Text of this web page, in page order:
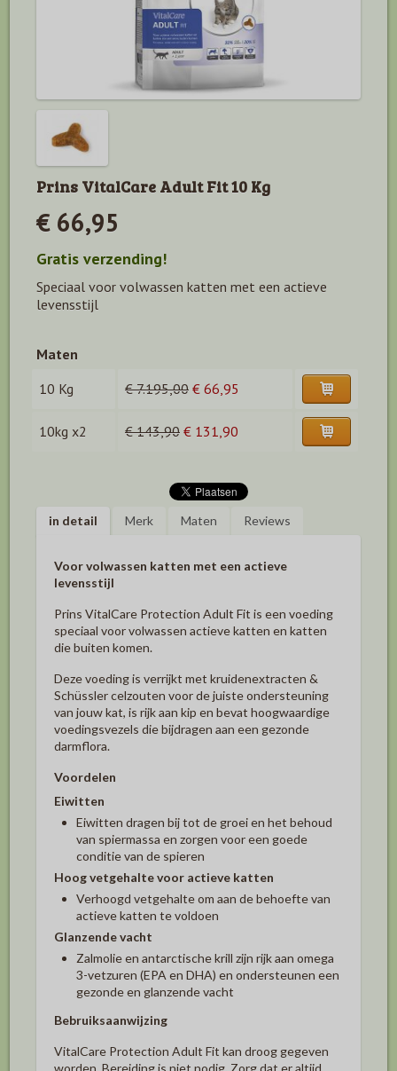
Prins VitalCare Adult Fit 10 Kg
€ 66,95
Gratis verzending!
Speciaal voor volwassen katten met een actieve
levensstijl
Maten
10 Kg
€ 7.195,00 € 66,95
10kg x2 € 143,90 € 131,90
in detail Merk Maten Reviews
Voor volwassen katten met een actieve
levensstijl
Prins VitalCare Protection Adult Fit is een voeding
speciaal voor volwassen actieve katten en katten
die buiten komen.
Deze voeding is verrijkt met kruidenextracten &
Schüssler celzouten voor de juiste ondersteuning
van jouw kat, is rijk aan kip en bevat hoogwaardige
voedingsvezels die bijdragen aan een gezonde
darmflora.
Voordelen
Eiwitten
Eiwitten dragen bij tot de groei en het behoud
van spiermassa en zorgen voor een goede
conditie van de spieren
Hoog vetgehalte voor actieve katten
Verhoogd vetgehalte om aan de behoefte van
actieve katten te voldoen
Glanzende vacht
Zalmolie en antarctische krill zijn rijk aan omega
3-vetzuren (EPA en DHA) en ondersteunen een
gezonde en glanzende vacht
Bebruiksaanwijzing
VitalCare Protection Adult Fit kan droog gegeven
worden. Bereiding is niet nodig. Zorg dat er altijd